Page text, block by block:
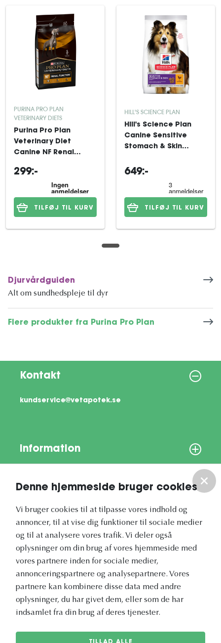
Denne hjemmeside bruger cookies
Vi bruger cookies til at tilpasse vores indhold og
annoncer, til at vise dig funktioner til sociale medier
og til at analysere vores trafik. Vi deler også
oplysninger om din brug af vores hjemmeside med
vores partnere inden for sociale medier,
annonceringspartnere og analysepartnere. Vores
partnere kan kombinere disse data med andre
oplysninger, du har givet dem, eller som de har
indsamlet fra din brug af deres tjenester.
PURINA PRO PLAN
VETERINARY DIETS
Purina Pro Plan
Veterinary Diet
Canine NF Renal
299:-
TILFØJ TIL KURV
HILL'S SCIENCE PLAN
Hill's Science Plan
Canine Sensitive
Stomach & Skin
Chicken 14 kg
649:-
TILFØJ TIL KURV
Djurvårdguiden
Alt om sundhedspleje til dyr
Flere produkter fra Purina Pro Plan
Kontakt
kundservice@vetapotek.se
Information
Vores nyhedsbrev
Vetapotek.dk er en del af
Evidensia
Dyresundhedspleje